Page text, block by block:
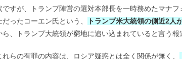
ですが、トランプ陣営の選対本部長を一時務めたマナ
ったコーエン氏という、
トランプ米大統領の側近2人
ら、トランプ大統領が窮地に追い込まれていると言う報
らの有罪の内容は、ロシア疑惑とは全く関係が無く、